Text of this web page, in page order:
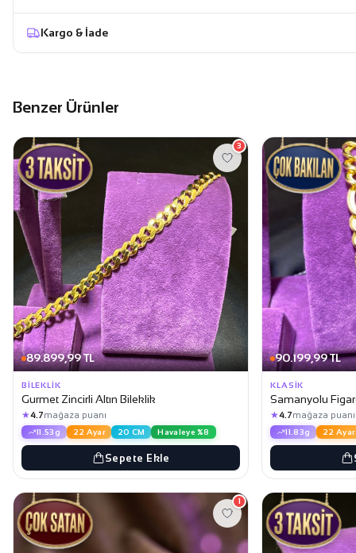
Kargo & İade
Benzer Ürünler
89.899,99 TL
3
BILEKLIK
Gurmet Zincirli Altın Bileklik
★4.7mağaza puanı
11.53g 22 Ayar 20 CM Havaleye %8
Sepete Ekle
90.199,99 TL
KLASIK
Samanyolu
★4.7mağaza puanı
11.83g 22 Ayar
1